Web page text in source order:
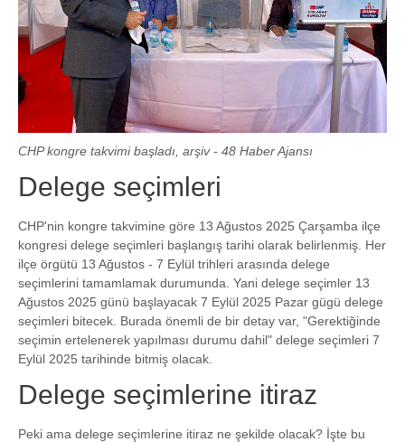
CHP kongre takvimi başladı, arşiv - 48 Haber Ajansı
Delege seçimleri
CHP'nin kongre takvimine göre 13 Ağustos 2025 Çarşamba ilçe
kongresi delege seçimleri başlangış tarihi olarak belirlenmiş. Her
ilçe örgütü 13 Ağustos - 7 Eylül trihleri arasında delege
seçimlerini tamamlamak durumunda. Yani delege seçimler 13
Ağustos 2025 günü başlayacak 7 Eylül 2025 Pazar gügü delege
seçimleri bitecek. Burada önemli de bir detay var, "Gerektiğinde
seçimin ertelenerek yapılması durumu dahil" delege seçimleri 7
Eylül 2025 tarihinde bitmiş olacak.
Delege seçimlerine itiraz
Peki ama delege seçimlerine itiraz ne şekilde olacak? İşte bu